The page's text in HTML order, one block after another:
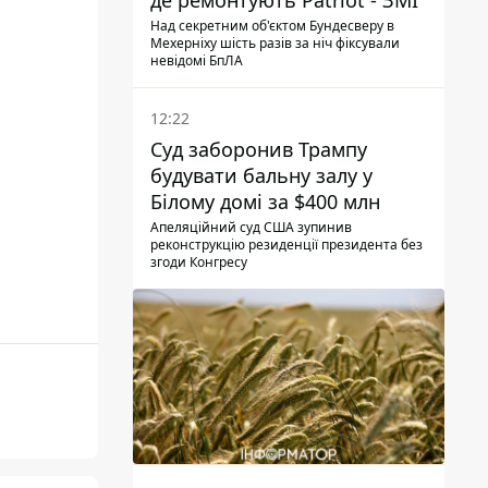
Над секретним об'єктом Бундесверу в
Мехерніху шість разів за ніч фіксували
невідомі БпЛА
12:22
Суд заборонив Трампу
будувати бальну залу у
Білому домі за $400 млн
Апеляційний суд США зупинив
реконструкцію резиденції президента без
згоди Конгресу